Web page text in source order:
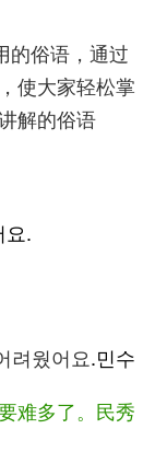
的俗语，通过
使大家轻松掌
解的俗语
요.
려웠어요.민수
难多了。民秀